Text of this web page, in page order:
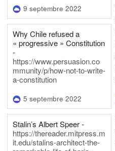
9 septembre 2022
Why Chile refused a
« progressive » Constitution
-
https://www.persuasion.co
mmunity/p/how-not-to-write-
a-constitution
5 septembre 2022
Stalin’s Albert Speer -
https://thereader.mitpress.m
it.edu/stalins-architect-the-